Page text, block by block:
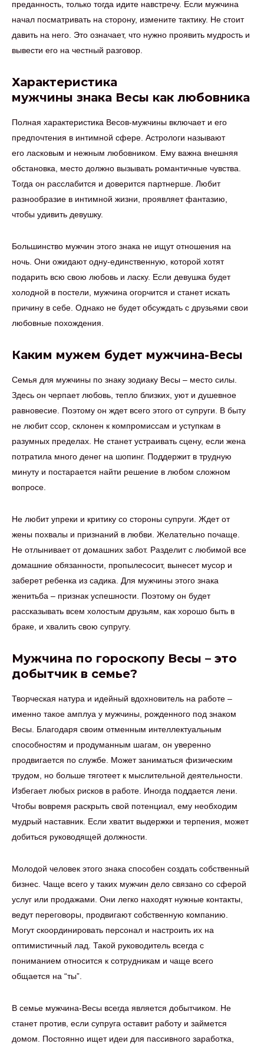
преданность, только тогда идите навстречу. Если мужчина
начал посматривать на сторону, измените тактику. Не стоит
давить на него. Это означает, что нужно проявить мудрость и
вывести его на честный разговор.
Характеристика
мужчины знака Весы как любовника
Полная характеристика Весов-мужчины включает и его
предпочтения в интимной сфере. Астрологи называют
его ласковым и нежным любовником. Ему важна внешняя
обстановка, место должно вызывать романтичные чувства.
Тогда он расслабится и доверится партнерше. Любит
разнообразие в интимной жизни, проявляет фантазию,
чтобы удивить девушку.
Большинство мужчин этого знака не ищут отношения на
ночь. Они ожидают одну-единственную, которой хотят
подарить всю свою любовь и ласку. Если девушка будет
холодной в постели, мужчина огорчится и станет искать
причину в себе. Однако не будет обсуждать с друзьями свои
любовные похождения.
Каким мужем будет мужчина-Весы
Семья для мужчины по знаку зодиаку Весы – место силы.
Здесь он черпает любовь, тепло близких, уют и душевное
равновесие. Поэтому он ждет всего этого от супруги. В быту
не любит ссор, склонен к компромиссам и уступкам в
разумных пределах. Не станет устраивать сцену, если жена
потратила много денег на шопинг. Поддержит в трудную
минуту и постарается найти решение в любом сложном
вопросе.
Не любит упреки и критику со стороны супруги. Ждет от
жены похвалы и признаний в любви. Желательно почаще.
Не отлынивает от домашних забот. Разделит с любимой все
домашние обязанности, пропылесосит, вынесет мусор и
заберет ребенка из садика. Для мужчины этого знака
женитьба – признак успешности. Поэтому он будет
рассказывать всем холостым друзьям, как хорошо быть в
браке, и хвалить свою супругу.
Мужчина по гороскопу Весы – это
добытчик в семье?
Творческая натура и идейный вдохновитель на работе –
именно такое амплуа у мужчины, рожденного под знаком
Весы. Благодаря своим отменным интеллектуальным
способностям и продуманным шагам, он уверенно
продвигается по службе. Может заниматься физическим
трудом, но больше тяготеет к мыслительной деятельности.
Избегает любых рисков в работе. Иногда поддается лени.
Чтобы вовремя раскрыть свой потенциал, ему необходим
мудрый наставник. Если хватит выдержки и терпения, может
добиться руководящей должности.
Молодой человек этого знака способен создать собственный
бизнес. Чаще всего у таких мужчин дело связано со сферой
услуг или продажами. Они легко находят нужные контакты,
ведут переговоры, продвигают собственную компанию.
Могут скоординировать персонал и настроить их на
оптимистичный лад. Такой руководитель всегда с
пониманием относится к сотрудникам и чаще всего
общается на “ты”.
В семье мужчина-Весы всегда является добытчиком. Не
станет против, если супруга оставит работу и займется
домом. Постоянно ищет идеи для пассивного заработка,